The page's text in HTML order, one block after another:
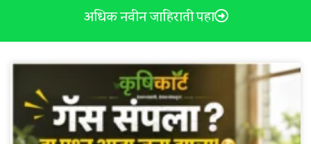
अधिक नवीन जाहिराती पहा